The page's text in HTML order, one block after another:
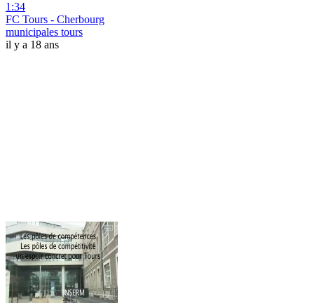
1:34
FC Tours - Cherbourg
municipales tours
il y a 18 ans